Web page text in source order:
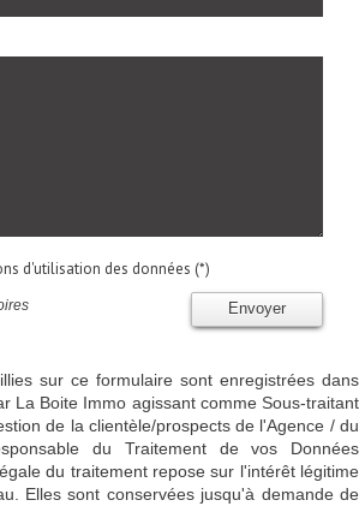
d'utilisation des données (*)
Envoyer
sur ce formulaire sont enregistrées dans
La Boite Immo agissant comme Sous-traitant
de la clientèle/prospects de l'Agence / du
du Traitement de vos Données
du traitement repose sur l'intérêt légitime
Elles sont conservées jusqu'à demande de